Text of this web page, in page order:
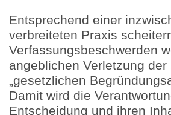
Entsprechend einer
verbreiteten Praxis
Verfassungsbeschwerden
angeblichen Verletzung der
„gesetzlichen
Damit wird die
Entscheidung und ihren